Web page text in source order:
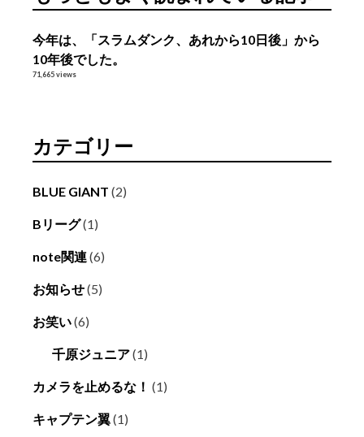
今年は、「スラムダンク、あれから10日後」から
10年後でした。
71,665 views
カテゴリー
BLUE GIANT (2)
Bリーグ(1)
note関連(6)
お知らせ(5)
お笑い(6)
千原ジュニア(1)
カメラを止めるな！ (1)
キャプテン翼(1)